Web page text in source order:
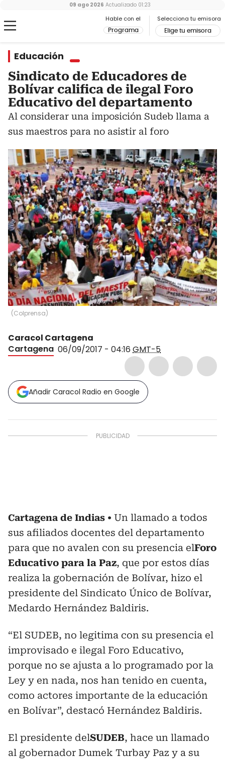
Hable con el
Programa
Selecciona tu emisora
Elige tu emisora
09 ago 2026 Actualizado 01:23
Educación
Sindicato de Educadores de
Bolívar califica de ilegal Foro
Educativo del departamento
Al considerar una imposición Sudeb llama a
sus maestros para no asistir al foro
(Colprensa)
Caracol Cartagena
Cartagena 06/09/2017 - 04:16 GMT-5
Añadir Caracol Radio en Google
Cartagena de Indias
Un llamado a todos
sus afiliados docentes del departamento
para que no avalen con su presencia elForo
Educativo para la Paz, que por estos días
realiza la gobernación de Bolívar, hizo el
presidente del Sindicato Único de Bolívar,
Medardo Hernández Baldiris.
“El SUDEB, no legitima con su presencia el
improvisado e ilegal Foro Educativo,
porque no se ajusta a lo programado por la
Ley y en nada, nos han tenido en cuenta,
como actores importante de la educación
en Bolívar”, destacó Hernández Baldiris.
El presidente delSUDEB, hace un llamado
al gobernador Dumek Turbay Paz y a su